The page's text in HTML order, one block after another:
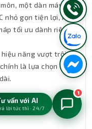
một dàn máy
nhỏ gọn tiện lợi, Máy
tối ưu dành riêng
năng vượt trội và
là lựa chọn đáng
vấn với AI
lời tức thì · 24/7
1